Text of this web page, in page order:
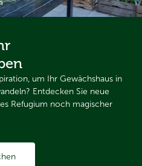
um Ihr Gewächshaus in
Entdecken Sie neue
Refugium noch magischer